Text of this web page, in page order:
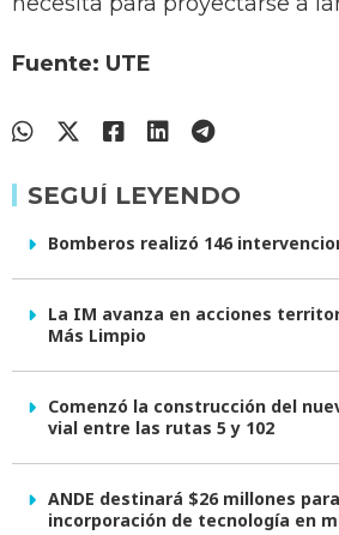
Fuente: UTE
SEGUÍ LEYENDO
Bomberos realizó 146
La IM avanza en acciones
Más Limpio
Comenzó la construcción del
vial entre las rutas 5 y 102
ANDE destinará $26 millones
incorporación de tecnología en